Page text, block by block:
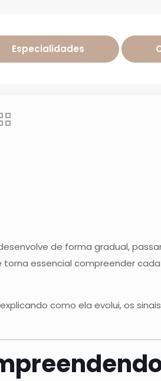
Especialidades
de forma gradual,
essencial compreender
como ela evolui, os